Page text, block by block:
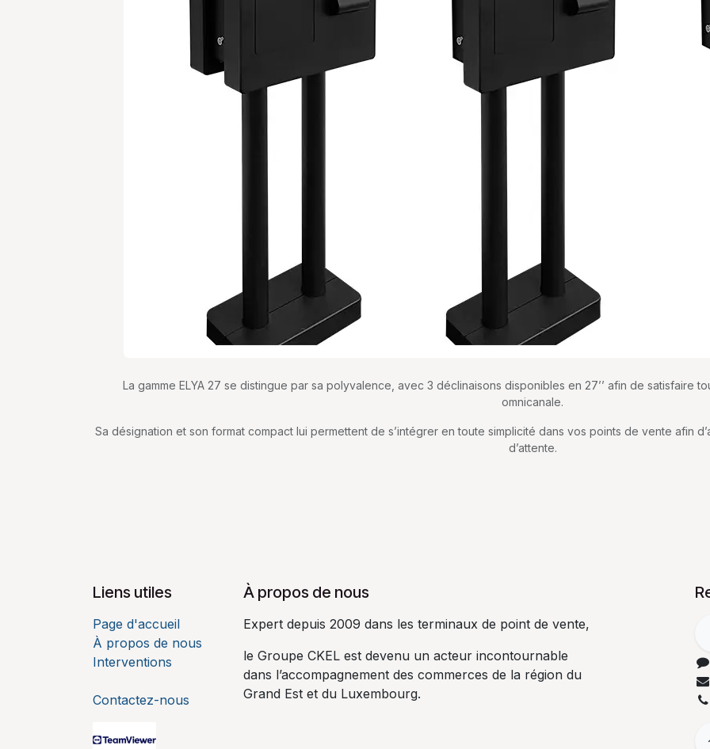
La gamme ELYA 27 se distingue par sa polyvalence, avec 3 déclinaisons disponibles en 27’’ afin de satisfaire
omnicanale.
Sa désignation et son format compact lui permettent de s’intégrer en toute simplicité dans vos points de vente afin
d’attente.
Liens utiles
Page d'accueil
À propos de nous
Interventions
Contactez-nous
À propos de nous
Expert depuis 2009 dans les terminaux de point de vente,
le Groupe CKEL est devenu un acteur incontournable
dans l’accompagnement des commerces de la région du
Grand Est et du Luxembourg.